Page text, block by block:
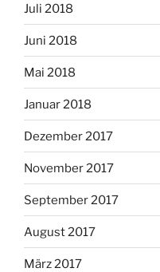
Juli 2018
Juni 2018
Mai 2018
Januar 2018
Dezember 2017
November 2017
September 2017
August 2017
März 2017